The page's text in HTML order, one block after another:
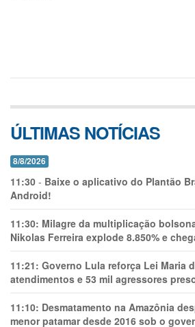
ÚLTIMAS NOTÍCIAS
8/8/2026
11:30 - Baixe o aplicativo do Plantão
Android!
11:30: Milagre da multiplicação
Nikolas Ferreira explode 8.850% e
11:21: Governo Lula reforça Lei Maria
atendimentos e 53 mil agressores
11:10: Desmatamento na Amazônia
menor patamar desde 2016 sob o